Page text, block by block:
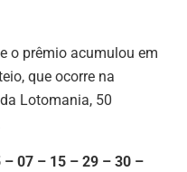
o prêmio acumulou em
que ocorre na
Lotomania, 50
– 07 – 15 – 29 – 30 –